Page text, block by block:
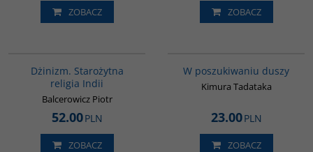
ZOBACZ ZOBACZ
Dżinizm. Starożytna
religia Indii
Balcerowicz Piotr
52.00PLN
ZOBACZ
W poszukiwaniu duszy
Kimura Tadataka
23.00PLN
ZOBACZ